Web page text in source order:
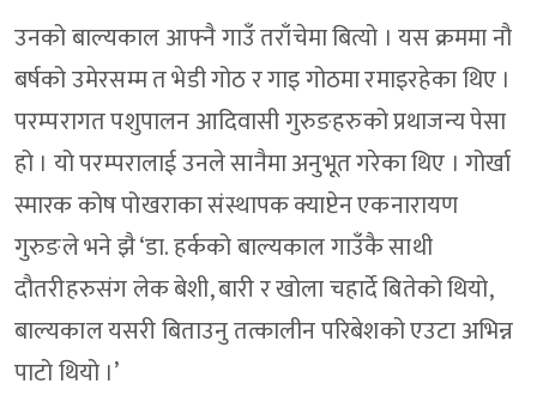
उनको बाल्यकाल आफ्नै गाउँ तराँचेमा बित्यो । यस क्रममा नौ
बर्षको उमेरसम्म त भेडी गोठ र गाइ गोठमा रमाइरहेका थिए ।
परम्परागत पशुपालन आदिवासी गुरुङहरुको प्रथाजन्य पेसा
हो । यो परम्परालाई उनले सानैमा अनुभूत गरेका थिए । गोर्खा
स्मारक कोष पोखराका संस्थापक क्याप्टेन एकनारायण
गुरुङले भने झै ‘डा. हर्कको बाल्यकाल गाउँकै साथी
दौतरीहरुसंग लेक बेशी, बारी र खोला चहार्दे बितेको थियो,
बाल्यकाल यसरी बिताउनु तत्कालीन परिबेशको एउटा अभिन्न
पाटो थियो ।’